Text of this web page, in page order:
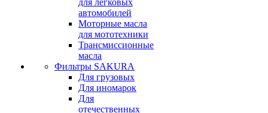
для легковых
автомобилей
Моторные масла
для мототехники
Трансмиссионные
масла
Фильтры SAKURA
Для грузовых
Для иномарок
Для
отечественных